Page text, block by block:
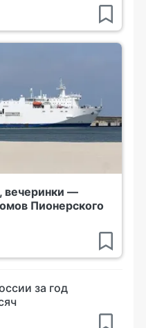
вечеринки —
Пионерского
за год